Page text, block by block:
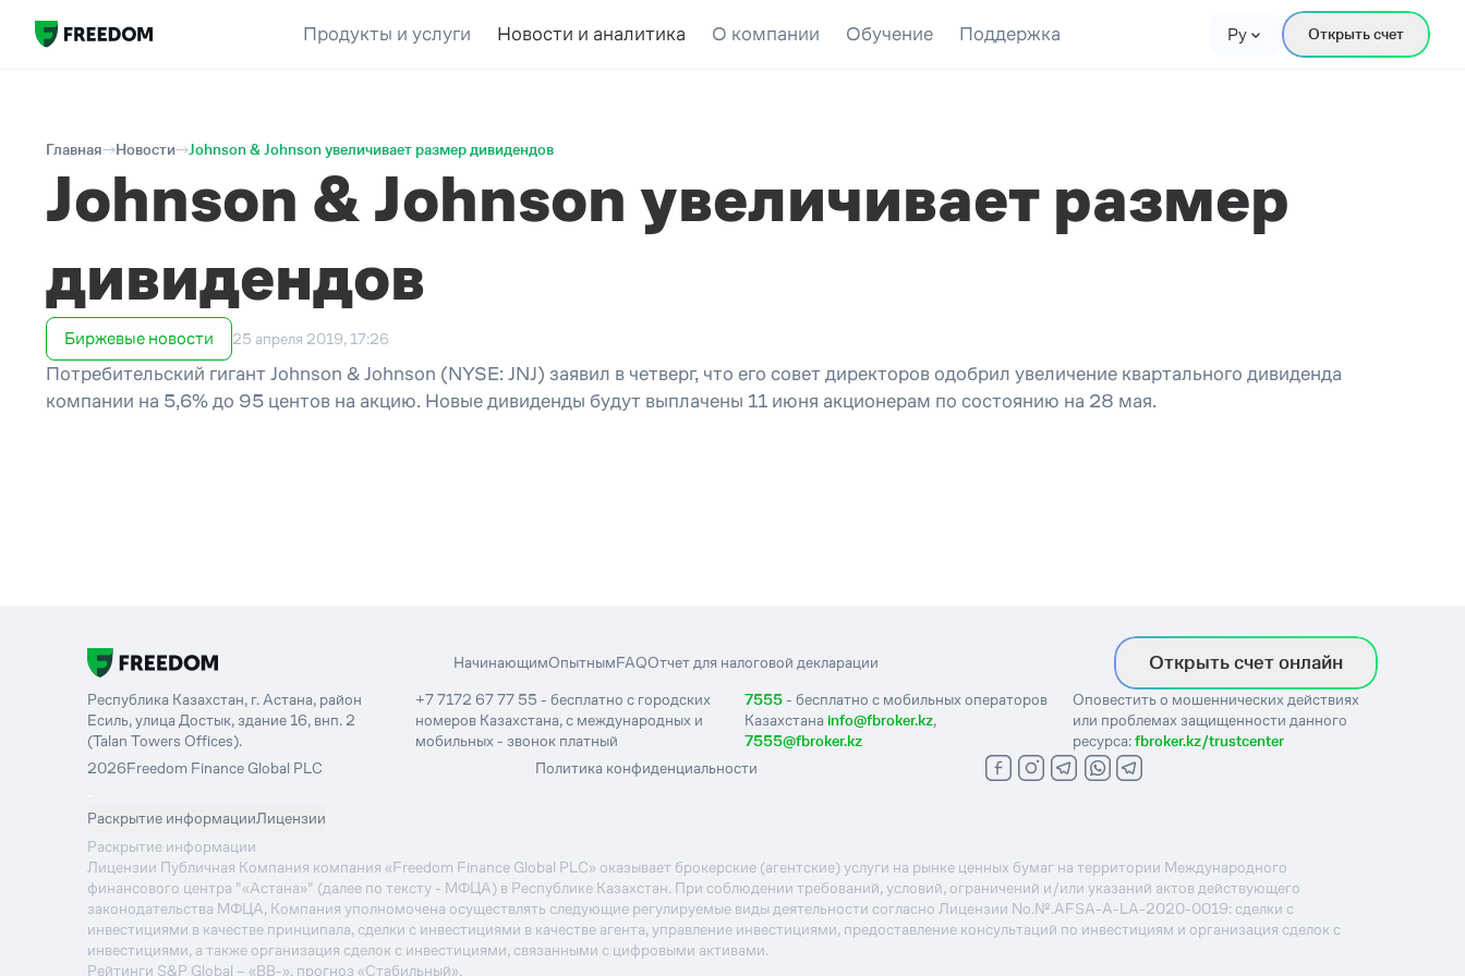
Продукты и услуги Новости и аналитика О компании Обучение Поддержка Ру Открыть счет
Главная Новости Johnson & Johnson увеличивает размер дивидендов
Johnson & Johnson увеличивает размер
дивидендов
Биржевые новости 25 апреля 2019, 17:26
Потребительский гигант Johnson & Johnson (NYSE: JNJ) заявил в четверг, что его совет директоров одобрил увеличение квартального дивиденда
компании на 5,6% до 95 центов на акцию. Новые дивиденды будут выплачены 11 июня акционерам по состоянию на 28 мая.
НачинающимОпытнымFAQОтчет для налоговой декларации Открыть счет онлайн
Республика Казахстан, г. Астана, район
Есиль, улица Достык, здание 16, внп. 2
(Talan Towers Offices).
+7 7172 67 77 55 - бесплатно с городских
номеров Казахстана, с международных и
мобильных - звонок платный
7555- бесплатно с мобильных операторов
Казахстанаinfo@fbroker.kz,
7555@fbroker.kz
Оповестить о мошеннических действиях
или проблемах защищенности данного
ресурса:fbroker.kz/trustcenter
2026Freedom Finance Global PLC
Политика конфиденциальности
Раскрытие информацииЛицензии
Раскрытие информации
Лицензии Публичная Компания компания «Freedom Finance Global PLC» оказывает брокерские (агентские) услуги на рынке ценных бумаг на территории Международного
финансового центра "«Астана»" (далее по тексту - МФЦА) в Республике Казахстан. При соблюдении требований, условий, ограничений и/или указаний актов действующего
законодательства МФЦА, Компания уполномочена осуществлять следующие регулируемые виды деятельности согласно Лицензии No.№.AFSA-A-LA-2020-0019: сделки с
инвестициями в качестве принципала, сделки с инвестициями в качестве агента, управление инвестициями, предоставление консультаций по инвестициям и организация сделок с
инвестициями, а также организация сделок с инвестициями, связанными с цифровыми активами.
Рейтинги S&P Global – «BB-», прогноз «Стабильный».